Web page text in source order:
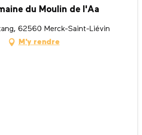
du Moulin de l'Aa
62560 Merck-Saint-Liévin
M'y rendre